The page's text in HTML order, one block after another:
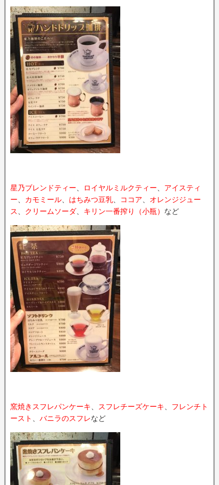
星乃ブレンドティー ロイヤルミルクティー
アイスティ
ー
カモミール はちみつ豆乳 ココア
オレンジジュー
ス
クリームソーダ、 キリン一番搾り（小瓶） など
窯焼きスフレパンケーキ スフレチーズケーキ
フレンチト
ースト
バニラのスフレなど